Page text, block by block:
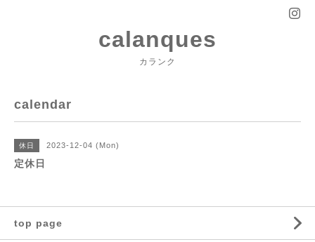
calanques
カランク
calendar
休日 2023-12-04 (Mon)
定休日
top page